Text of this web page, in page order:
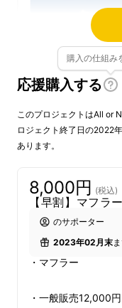
応援購入する
購入の仕組み
このプロジェクトはAll or
ロジェクト終了日の2022
あります。
8,000円 (税込)
【早割】マフラー
のサポーター
2023年02月末
・マフラー
・一般販売12,000